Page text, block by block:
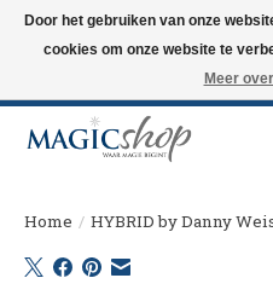
Altijd de nieuwste trucs op voorraad.
Langskomen in onze winkel? Bel of
Home / HYBRID by Danny
Door het gebruiken van onze
cookies om onze website te
Meer